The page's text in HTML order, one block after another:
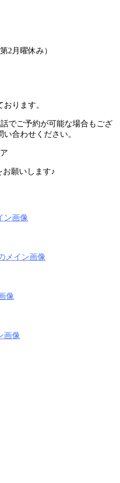
2月曜休み）
ります。
でご予約が可能な場合もござ
合わせください。
お願いします♪